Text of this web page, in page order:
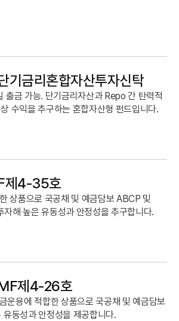
기금리혼합자산투자신탁
출금 가능. 단기금리자산과 Repo 간 탄력적
수익을 추구하는 혼합자산형 펀드입니다.
제4-35호
상품으로 국공채 및 예금담보 ABCP 및
자해 높은 유동성과 안정성을 추구합니다.
제4-26호
운용에 적합한 상품으로 국공채 및 예금담보
동성과 안정성을 제공합니다.